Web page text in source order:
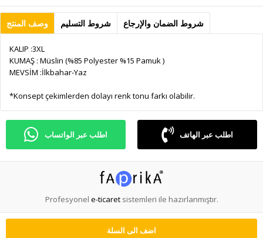
اضف الى السلة
وصف المنتج شروط التسليم شروط الضمان والإرجاع
KALIP :3XL
KUMAŞ : Müslin (%85 Polyester %15 Pamuk )
MEVSİM :İlkbahar-Yaz
*Konsept çekimlerden dolayı renk tonu farkı olabilir.
اطلب عبر الواتساب اطلب عبر الهاتف
Profesyonel e-ticaretsistemleri ile hazırlanmıştır.